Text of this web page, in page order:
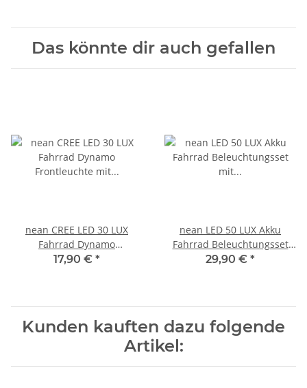
Das könnte dir auch gefallen
nean CREE LED 30 LUX
Fahrrad Dynamo
Frontleuchte mit
17,90 € *
nean LED 50 LUX Akku
Fahrrad Beleuchtungsset
mit StVZO-Zulassung
29,90 € *
Kunden kauften dazu folgende
Artikel: